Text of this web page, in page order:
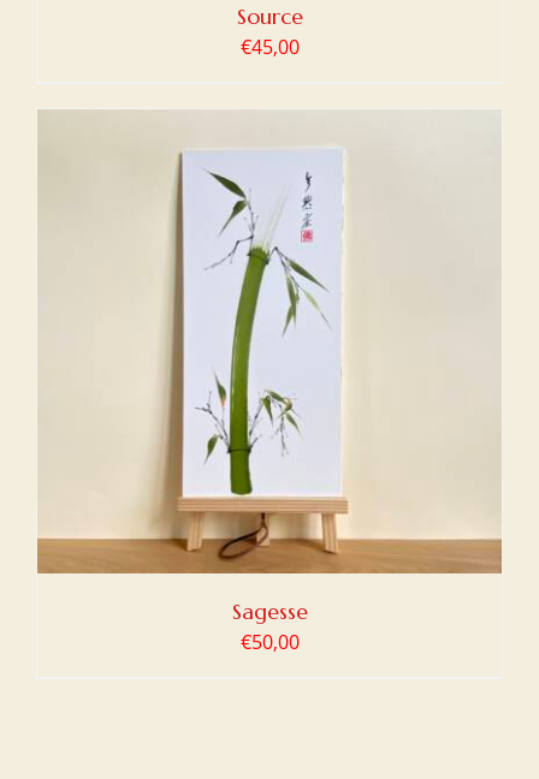
Source
€45,00
Sagesse
€50,00